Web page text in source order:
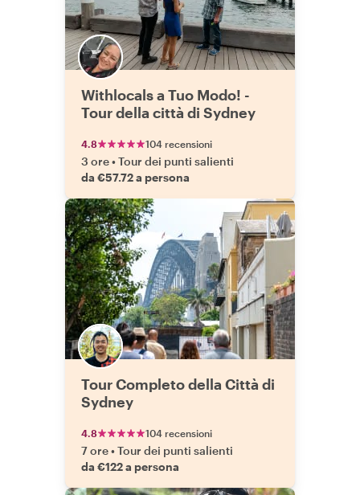
Withlocals a Tuo Modo! -
Tour della città di Sydney
4.8 104 recensioni
3 ore•Tour dei punti salienti
da €57.72 a persona
Tour Completo della Città di
Sydney
4.8 104 recensioni
7 ore•Tour dei punti salienti
da €122 a persona